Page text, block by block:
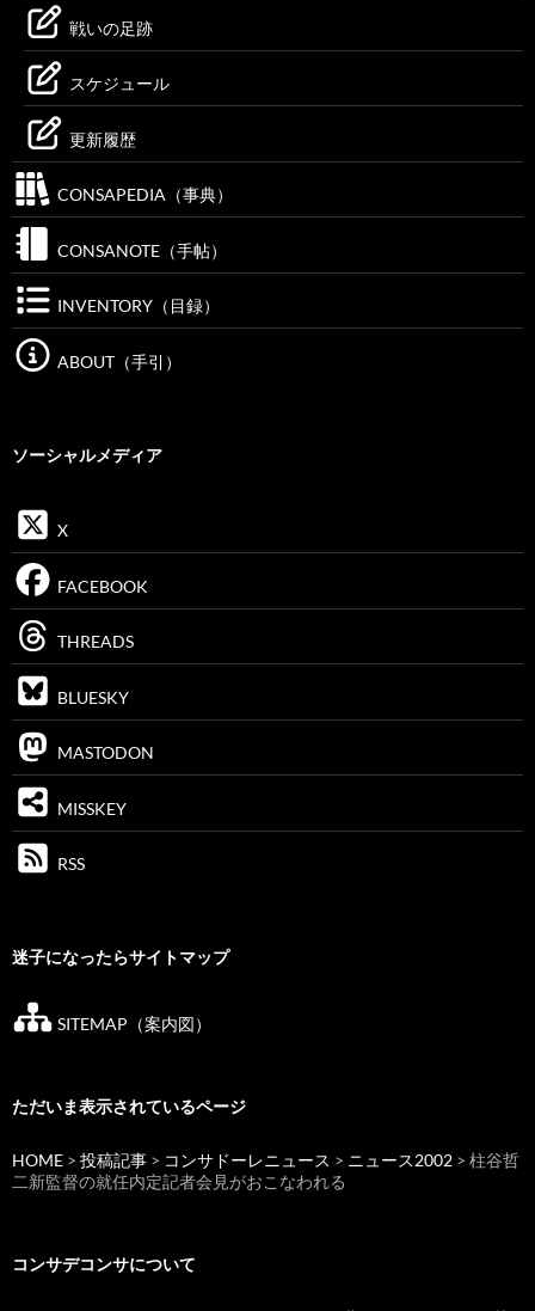
戦いの足跡
スケジュール
更新履歴
CONSAPEDIA（事典）
CONSANOTE（手帖）
INVENTORY（目録）
ABOUT（手引）
ソーシャルメディア
X
FACEBOOK
THREADS
BLUESKY
MASTODON
MISSKEY
RSS
迷子になったらサイトマップ
SITEMAP（案内図）
ただいま表示されているページ
HOME > 投稿記事 > コンサドーレニュース > ニュース2002 > 柱谷哲
二新監督の就任内定記者会見がおこなわれる
コンサデコンサについて